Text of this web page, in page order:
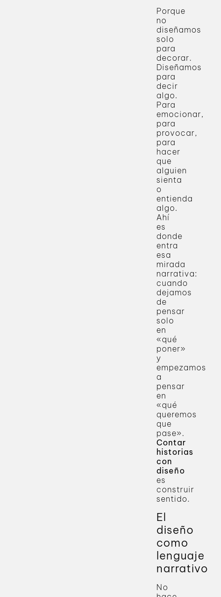
Porque
no
diseñamos
solo
para
decorar.
Diseñamos
para
decir
algo.
Para
emocionar,
para
provocar,
para
hacer
que
alguien
sienta
o
entienda
algo.
Ahí
es
donde
entra
esa
mirada
narrativa:
cuando
dejamos
de
pensar
solo
en
«qué
poner»
y
empezamos
a
pensar
en
«qué
queremos
que
pase».
Contar
historias
con
diseño
es
construir
sentido.
El
diseño
como
lenguaje
narrativo
No